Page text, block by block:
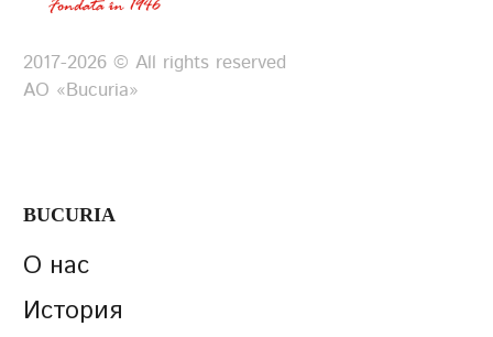
2017-2026 © All rights reserved
АО «Bucuria»
BUCURIA
О нас
История